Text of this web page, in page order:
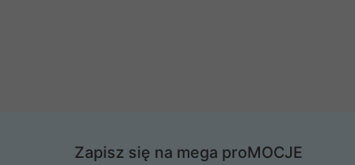
Zapisz się na mega proMOCJE